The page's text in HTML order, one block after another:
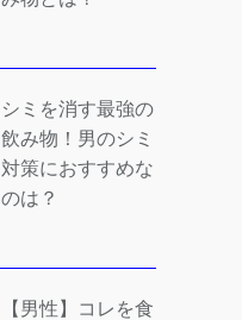
シミを消す最強の
飲み物！男のシミ
対策におすすめな
のは？
【男性】コレを食